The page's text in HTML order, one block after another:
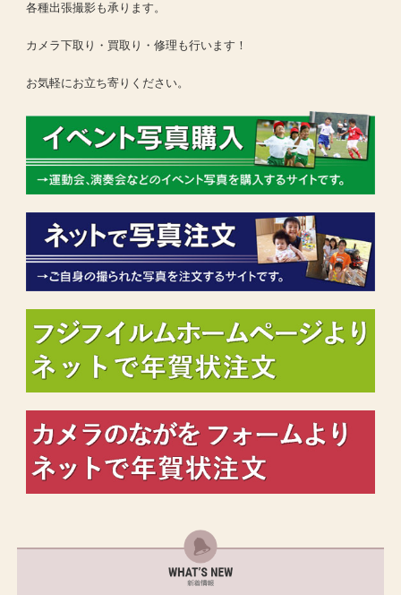
各種出張撮影も承ります。
カメラ下取り・買取り・修理も行います！
お気軽にお立ち寄りください。